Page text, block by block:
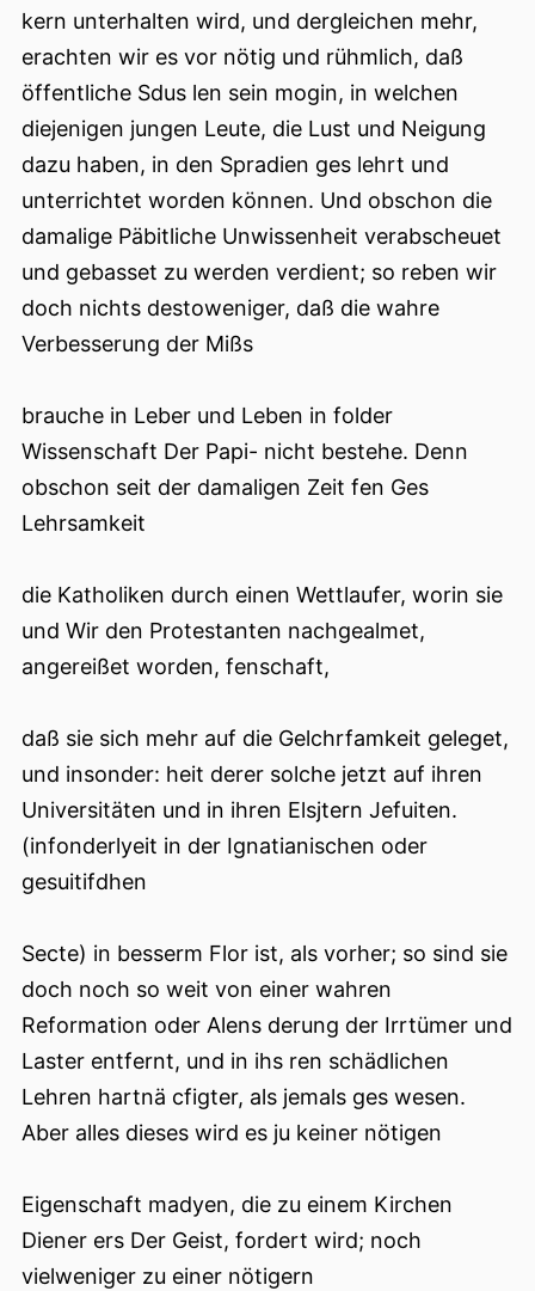
kern unterhalten wird, und dergleichen mehr,
erachten wir es vor nötig und rühmlich, daß
öffentliche Sdus len sein mogin, in welchen
diejenigen jungen Leute, die Lust und Neigung
dazu haben, in den Spradien ges lehrt und
unterrichtet worden können. Und obschon die
damalige Päbitliche Unwissenheit verabscheuet
und gebasset zu werden verdient; so reben wir
doch nichts destoweniger, daß die wahre
Verbesserung der Mißs
brauche in Leber und Leben in folder
Wissenschaft Der Papi- nicht bestehe. Denn
obschon seit der damaligen Zeit fen Ges
Lehrsamkeit
die Katholiken durch einen Wettlaufer, worin sie
und Wir den Protestanten nachgealmet,
angereißet worden, fenschaft,
daß sie sich mehr auf die Gelchrfamkeit geleget,
und insonder: heit derer solche jetzt auf ihren
Universitäten und in ihren Elsjtern Jefuiten.
(infonderlyeit in der Ignatianischen oder
gesuitifdhen
Secte) in besserm Flor ist, als vorher; so sind sie
doch noch so weit von einer wahren
Reformation oder Alens derung der Irrtümer und
Laster entfernt, und in ihs ren schädlichen
Lehren hartnä сfigter, als jemals ges wesen.
Aber alles dieses wird es ju keiner nötigen
Eigenschaft madyen, die zu einem Kirchen
Diener ers Der Geist, fordert wird; noch
vielweniger zu einer nötigern